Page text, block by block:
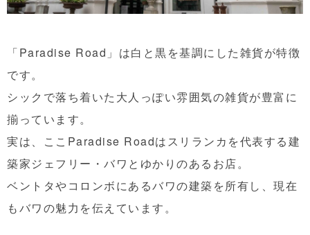
「Paradise Road」は白と黒を基調にした雑貨が特徴
です。
シックで落ち着いた大人っぽい雰囲気の雑貨が豊富に
揃っています。
実は、ここParadise Roadはスリランカを代表する建
築家ジェフリー・バワとゆかりのあるお店。
ベントタやコロンボにあるバワの建築を所有し、現在
もバワの魅力を伝えています。